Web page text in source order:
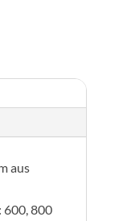
aus
800